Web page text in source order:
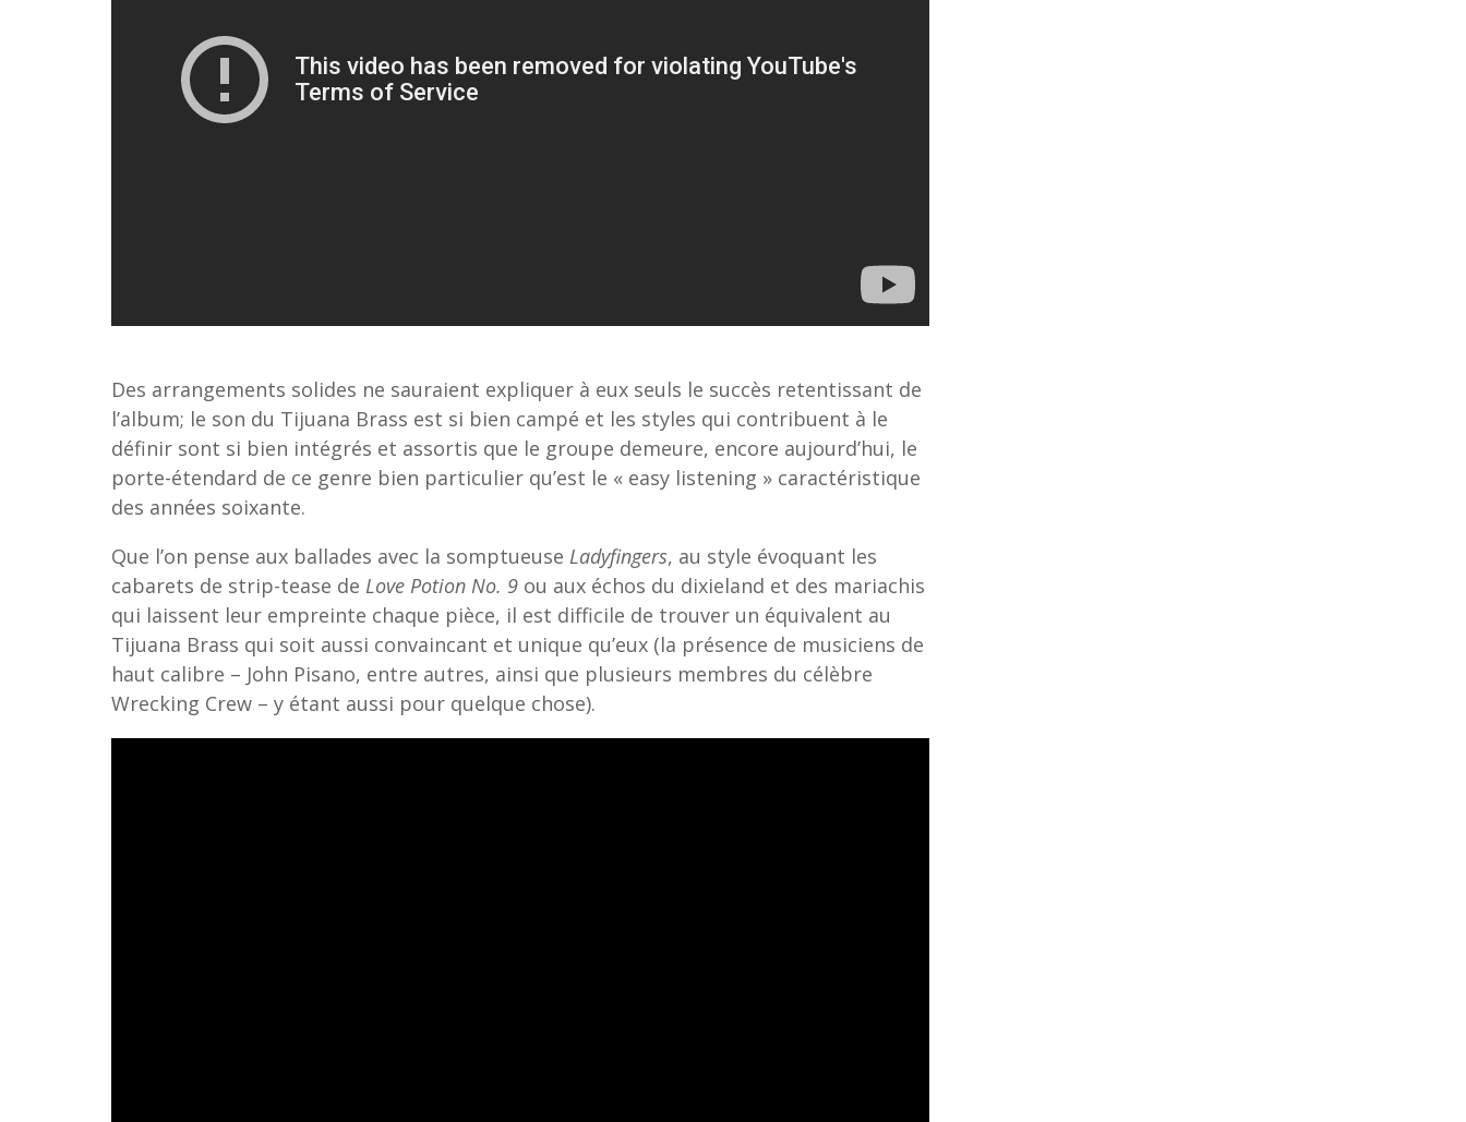
Des arrangements solides ne sauraient expliquer à eux seuls le succès retentissant de
l’album; le son du Tijuana Brass est si bien campé et les styles qui contribuent à le
définir sont si bien intégrés et assortis que le groupe demeure, encore aujourd’hui, le
porte-étendard de ce genre bien particulier qu’est le « easy listening » caractéristique
des années soixante.
Que l’on pense aux ballades avec la somptueuse Ladyfingers, au style évoquant les
cabarets de strip-tease de Love Potion No. 9 ou aux échos du dixieland et des mariachis
qui laissent leur empreinte chaque pièce, il est difficile de trouver un équivalent au
Tijuana Brass qui soit aussi convaincant et unique qu’eux (la présence de musiciens de
haut calibre – John Pisano, entre autres, ainsi que plusieurs membres du célèbre
Wrecking Crew – y étant aussi pour quelque chose).